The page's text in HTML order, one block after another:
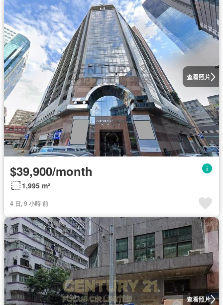
查看照片
$39,900/month
1,995 m²
4 日, 9 小時 前
查看照片